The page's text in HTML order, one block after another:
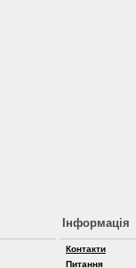
Інформація
Контакти
Питання